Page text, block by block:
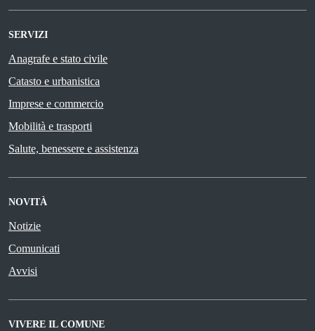
SERVIZI
Anagrafe e stato civile
Catasto e urbanistica
Imprese e commercio
Mobilità e trasporti
Salute, benessere e assistenza
NOVITÀ
Notizie
Comunicati
Avvisi
VIVERE IL COMUNE